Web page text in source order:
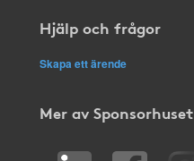
Hjälp och frågor
Skapa ett ärende
Mer av Sponsorhuset